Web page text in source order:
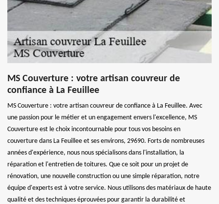
MS Couverture : votre artisan couvreur de
confiance à La Feuillee
MS Couverture : votre artisan couvreur de confiance à La Feuillee. Avec
une passion pour le métier et un engagement envers l'excellence, MS
Couverture est le choix incontournable pour tous vos besoins en
couverture dans La Feuillee et ses environs, 29690. Forts de nombreuses
années d'expérience, nous nous spécialisons dans l'installation, la
réparation et l'entretien de toitures. Que ce soit pour un projet de
rénovation, une nouvelle construction ou une simple réparation, notre
équipe d'experts est à votre service. Nous utilisons des matériaux de haute
qualité et des techniques éprouvées pour garantir la durabilité et